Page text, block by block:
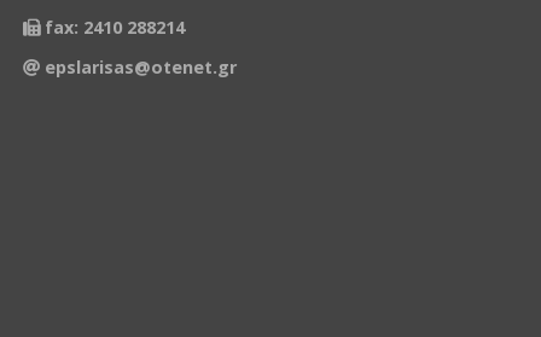
fax: 2410 288214
epslarisas@otenet.gr